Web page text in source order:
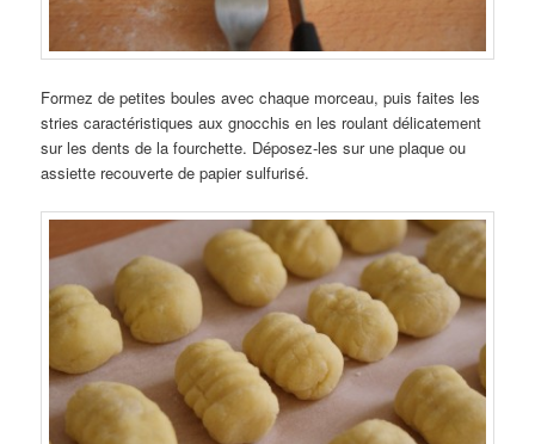
Formez de petites boules avec chaque morceau, puis faites les
stries caractéristiques aux gnocchis en les roulant délicatement
sur les dents de la fourchette. Déposez-les sur une plaque ou
assiette recouverte de papier sulfurisé.